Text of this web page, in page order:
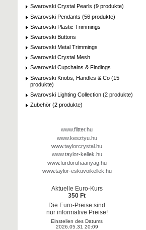
Swarovski Crystal Pearls (9 produkte)
Swarovski Pendants (56 produkte)
Swarovski Plastic Trimmings
Swarovski Buttons
Swarovski Metal Trimmings
Swarovski Crystal Mesh
Swarovski Cupchains & Findings
Swarovski Knobs, Handles & Co (15
produkte)
Swarovski Lighting Collection (2 produkte)
Zubehör (2 produkte)
www.flitter.hu
www.kesztyu.hu
www.taylorcrystal.hu
www.taylor-kellek.hu
www.furdoruhaanyag.hu
www.taylor-eskuvoikellek.hu
Aktuelle Euro-Kurs
350 Ft
Die Euro-Preise sind
nur informative Preise!
Einstellen des Datums
2026.05.31 20:09